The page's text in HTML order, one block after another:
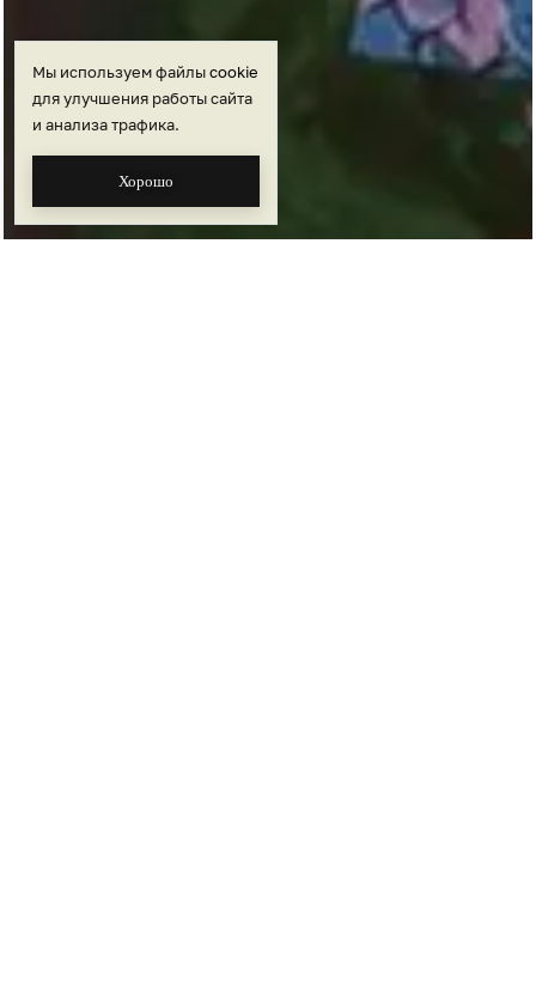
Мы используем файлыcookie
для улучшения работы сайта
и анализа трафика.
Хорошо